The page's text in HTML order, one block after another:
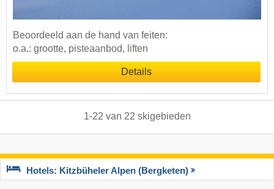
Beoordeeld aan de hand van feiten:
o.a.: grootte, pisteaanbod, liften
Details
1-22 van 22 skigebieden
Hotels: Kitzbüheler Alpen (Bergketen)